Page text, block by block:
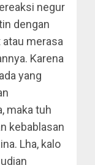
negur
dengan
merasa
Karena
yang
maka tuh
kebablasan
Lha, kalo